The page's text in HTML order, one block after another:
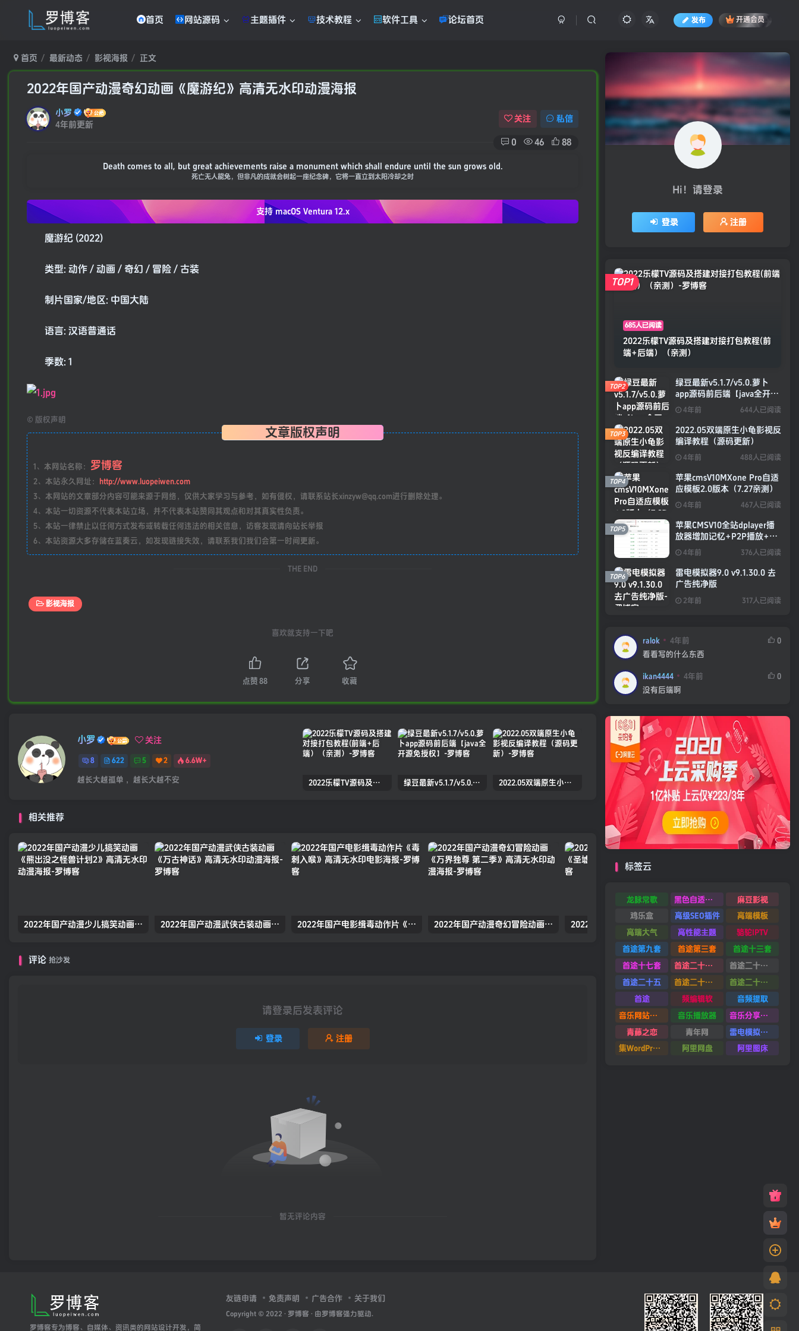
首页 网站源码 主题插件 技术教程 软件工具 论坛首页 发布 开通会员
首页 最新动态 影视海报 正文
2022年国产动漫奇幻动画《魔游纪》高清无水印动漫海报
小罗
4年前更新
关注 私信
0 46 88
Death comes to all, but great achievements raise a monument which shall endure until the sun grows old.
死亡无人能免，但非凡的成就会树起一座纪念碑，它将一直立到太阳冷却之时
支持 macOSVentura 12.x
魔游纪 (2022)
类型: 动作 / 动画 / 奇幻 / 冒险 / 古装
制片国家/地区: 中国大陆
语言: 汉语普通话
季数: 1
© 版权声明
文章版权声明
1、本网站名称： 罗博客
2、本站永久网址：
http://www.luopeiwen.com
3、本网站的文章部分内容可能来源于网络，仅供大家学习与参考，如有侵权，请联系站长xinzyw@qq.com进行删除处理。
4、本站一切资源不代表本站立场，并不代表本站赞同其观点和对其真实性负责。
5、本站一律禁止以任何方式发布或转载任何违法的相关信息，访客发现请向站长举报
6、本站资源大多存储在蓝奏云，如发现链接失效，请联系我们我们会第一时间更新。
THE END
影视海报
喜欢就支持一下吧
点赞 88 分享 收藏
小罗 关注
8 622 5 2 6.6W+
越长大越孤单 ，越长大越不安 2022乐檬TV源码及搭建对接打包教程(前端+后端）（亲测） 绿豆最新v5.1.7/v5.0.萝卜app源码前后端【java全开源免授权】 2022.05双端原生小龟影视反编译教程（源码更新） 苹果cmsV10MXone Pro自适应模板2.0版本（7.27亲测） 苹果CMSV10全站dplayer播放器增加记忆+P2P播放+弹幕+自动下一集功能
相关推荐
2022年国产动漫少儿搞笑动画《熊出没之怪兽计划2》高清无水印动漫海报 2022年国产动漫武侠古装动画《万古神话》高清无水印动漫海报 2022年国产电影缉毒动作片《毒刺入喉》高清无水印电影海报 2022年国产动漫奇幻冒险动画《万界独尊 第二季》高清无水印动漫海报
评论 抢沙发
请登录后发表评论
登录 注册
暂无评论内容
Hi！请登录
登录 注册
685人已阅读
2022乐檬TV源码及搭建对接打包教程(前
端+后端）（亲测）
TOP1
绿豆最新v5.1.7/v5.0.萝卜
app源码前后端【java全开源
免授权】
4年前 644人已阅读
TOP2
2022.05双端原生小龟影视反
编译教程（源码更新）
4年前 488人已阅读
TOP3
苹果cmsV10MXone Pro自适
应模板2.0版本（7.27亲测）
4年前 467人已阅读
TOP4
苹果CMSV10全站dplayer播
放器增加记忆+P2P播放+弹
幕+自动下一集功能
4年前 376人已阅读
TOP5
雷电模拟器9.0 v9.1.30.0 去
广告纯净版
2年前 317人已阅读
TOP6
ralok 4年前
0
看看写的什么东西
ikan4444 4年前
0
没有后端啊
标签云
龙脉常歌 黑色自适应模板
麻豆影视
鸡乐盒
高级SEO插件
高端模板
高端大气
高性能主题
骆驼IPTV
首途第九套
首途第三套
首途十三套
首途十七套
首途二十四套
首途二十六套
首途二十五
首途二十二套
首途二十一套
首途
频编辑软
音频提取
音乐网站源码
音乐播放器
音乐分享平台源码
青藤之恋
青年网
雷电模拟器9.0
集WordPress集插件
阿里网盘 阿里图床
罗博客专为博客、自媒体、资讯类的网站设计开发，简
友链申请 免责声明 广告合作 关于我们
Copyright © 2022 · 罗博客 · 由罗博客强力驱动.